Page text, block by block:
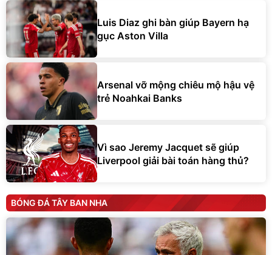
Luis Diaz ghi bàn giúp Bayern hạ
gục Aston Villa
Arsenal vỡ mộng chiêu mộ hậu vệ
trẻ Noahkai Banks
Vì sao Jeremy Jacquet sẽ giúp
Liverpool giải bài toán hàng thủ?
BÓNG ĐÁ TÂY BAN NHA